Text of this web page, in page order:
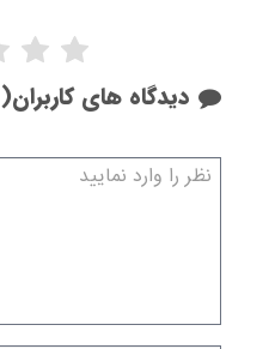
دیدگاه های کاربران(1)